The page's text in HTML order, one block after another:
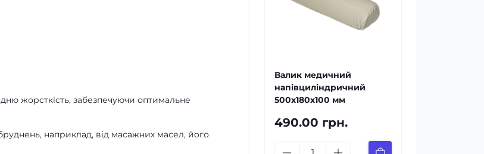
жорсткість, забезпечуючи оптимальне
наприклад, від масажних масел, його
Валик медичний
напівциліндричний
500х180х100 мм
490.00 грн.